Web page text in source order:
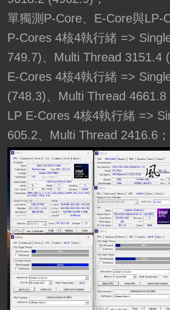
單獨測P-Core、E-Core與LP-
P-Cores 4核4執行緒 =>
749.7)、Multi Thread 3151.4
E-Cores 4核4執行緒 =>
(748.3)、Multi Thread 4661.8
LP E-Cores 4核4執行緒 =>
605.2、Multi Thread 2416.6；